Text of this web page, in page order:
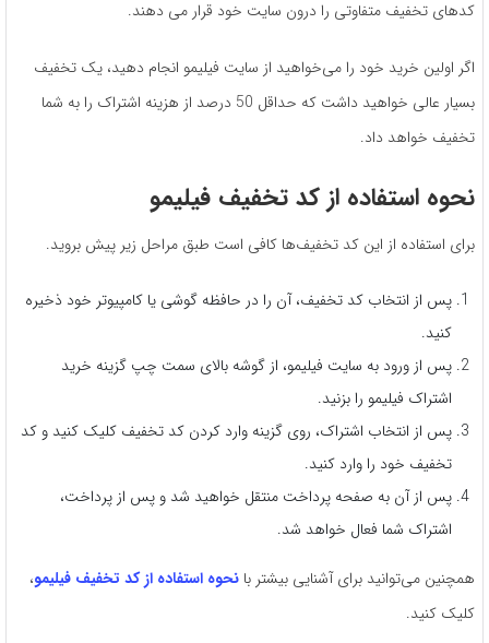
کدهای تخفیف متفاوتی را درون سایت خود قرار می دهند.
اگر اولین خرید خود را می‌خواهید از سایت فیلیمو انجام دهید، یک تخفیف
بسیار عالی خواهید داشت که حداقل 50 درصد از هزینه اشتراک را به شما
تخفیف خواهد داد.
نحوه استفاده از کد تخفیف فیلیمو
برای استفاده از این کد تخفیف‌ها کافی است طبق مراحل زیر پیش بروید.
پس از انتخاب کد تخفیف، آن را در حافظه گوشی یا کامپیوتر خود ذخیره
کنید.
پس از ورود به سایت فیلیمو، از گوشه بالای سمت چپ گزینه خرید
اشتراک فیلیمو را بزنید.
پس از انتخاب اشتراک، روی گزینه وارد کردن کد تخفیف کلیک کنید و کد
تخفیف خود را وارد کنید.
پس از آن به صفحه پرداخت منتقل خواهید شد و پس از پرداخت،
اشتراک شما فعال خواهد شد.
همچنین می‌توانید برای آشنایی بیشتر با نحوه استفاده از کد تخفیف فیلیمو،
کلیک کنید.